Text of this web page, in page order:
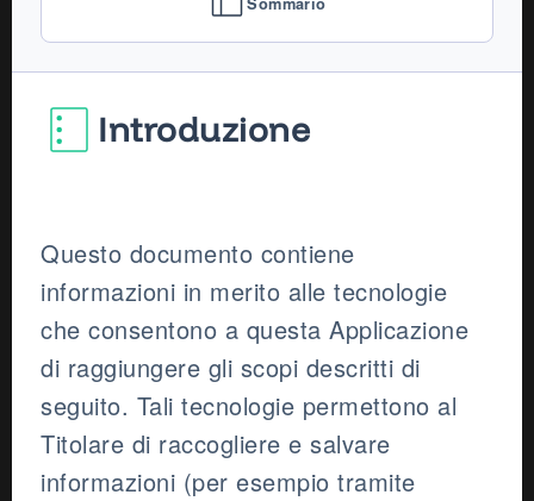
Introduzione
Questo documento contiene
informazioni in merito alle tecnologie
che consentono a questa Applicazione
di raggiungere gli scopi descritti di
seguito. Tali tecnologie permettono al
Titolare di raccogliere e salvare
informazioni (per esempio tramite